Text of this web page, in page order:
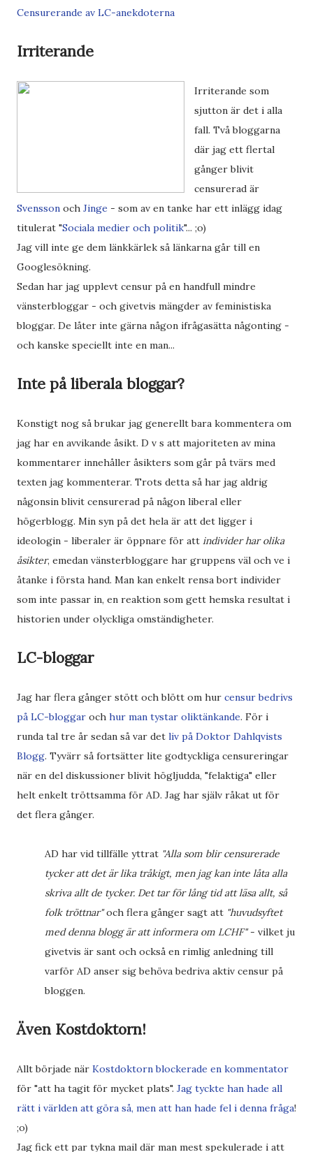
Censurerande av LC-anekdoterna
Irriterande
Irriterande som
sjutton är det i alla
fall. Två bloggarna
där jag ett flertal
gånger blivit
censurerad är
Svensson och Jinge - som av en tanke har ett inlägg idag
titulerat "Sociala medier och politik"... ;o)
Jag vill inte ge dem länkkärlek så länkarna går till en
Googlesökning.
Sedan har jag upplevt censur på en handfull mindre
vänsterbloggar - och givetvis mängder av feministiska
bloggar. De låter inte gärna någon ifrågasätta någonting -
och kanske speciellt inte en man...
Inte på liberala bloggar?
Konstigt nog så brukar jag generellt bara kommentera om
jag har en avvikande åsikt. D v s att majoriteten av mina
kommentarer innehåller åsikters som går på tvärs med
texten jag kommenterar. Trots detta så har jag aldrig
någonsin blivit censurerad på någon liberal eller
högerblogg. Min syn på det hela är att det ligger i
ideologin - liberaler är öppnare för att individer har olika
åsikter, emedan vänsterbloggare har gruppens väl och ve i
åtanke i första hand. Man kan enkelt rensa bort individer
som inte passar in, en reaktion som gett hemska resultat i
historien under olyckliga omständigheter.
LC-bloggar
Jag har flera gånger stött och blött om hur censur bedrivs
på LC-bloggar och hur man tystar oliktänkande. För i
runda tal tre år sedan så var det liv på Doktor Dahlqvists
Blogg. Tyvärr så fortsätter lite godtyckliga censureringar
när en del diskussioner blivit högljudda, "felaktiga" eller
helt enkelt tröttsamma för AD. Jag har själv råkat ut för
det flera gånger.
AD har vid tillfälle yttrat "Alla som blir censurerade
tycker att det är lika tråkigt, men jag kan inte låta alla
skriva allt de tycker. Det tar för lång tid att läsa allt, så
folk tröttnar"och flera gånger sagt att "huvudsyftet
med denna blogg är att informera om LCHF"- vilket ju
givetvis är sant och också en rimlig anledning till
varför AD anser sig behöva bedriva aktiv censur på
bloggen.
Även Kostdoktorn!
Allt började när Kostdoktorn blockerade en kommentator
för "att ha tagit för mycket plats". Jag tyckte han hade all
rätt i världen att göra så, men att han hade fel i denna fråga!
;o)
Jag fick ett par tykna mail där man mest spekulerade i att